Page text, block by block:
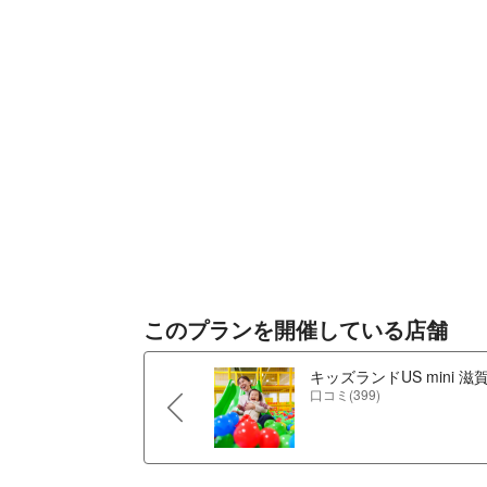
このプランを開催している店舗
キッズランドUS mini 滋
口コミ(399)